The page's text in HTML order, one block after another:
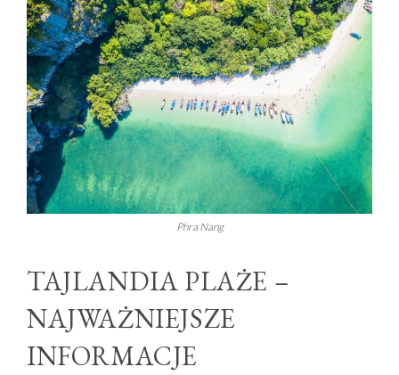
Phra Nang
TAJLANDIA PLAŻE –
NAJWAŻNIEJSZE
INFORMACJE